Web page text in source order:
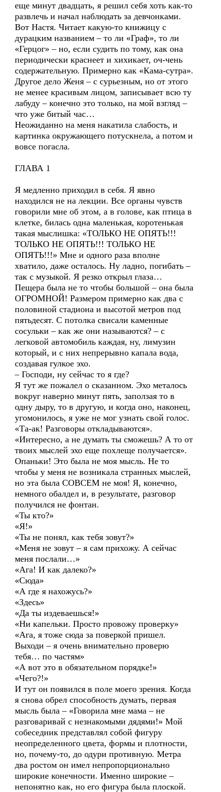
еще минут двадцать, я решил себя хоть как-то
развлечь и начал наблюдать за девчонками.
Вот Настя. Читает какую-то книжицу с
дурацким названием – то ли «Граф», то ли
«Герцог» – но, если судить по тому, как она
периодически краснеет и хихикает, оч-чень
содержательную. Примерно как «Кама-сутра».
Другое дело Женя – с сурьезным, но от этого
не менее красивым лицом, записывает всю ту
лабуду – конечно это только, на мой взгляд –
что уже битый час…
Неожиданно на меня накатила слабость, и
картинка окружающего потускнела, а потом и
вовсе погасла.
ГЛАВА 1
Я медленно приходил в себя. Я явно
находился не на лекции. Все органы чувств
говорили мне об этом, а в голове, как птица в
клетке, билась одна маленькая, коротенькая
такая мыслишка: «ТОЛЬКО НЕ ОПЯТЬ!!!
ТОЛЬКО НЕ ОПЯТЬ!!! ТОЛЬКО НЕ
ОПЯТЬ!!!» Мне и одного раза вполне
хватило, даже осталось. Ну ладно, погибать –
так с музыкой. Я резко открыл глаза…
Пещера была не то чтобы большой – она была
ОГРОМНОЙ! Размером примерно как два с
половиной стадиона и высотой метров под
пятьдесят. С потолка свисали каменные
сосульки – как же они называются? – с
легковой автомобиль каждая, ну, лимузин
который, и с них непрерывно капала вода,
создавая гулкое эхо.
– Господи, ну сейчас то я где?
Я тут же пожалел о сказанном. Эхо металось
вокруг наверно минут пять, заползая то в
одну дыру, то в другую, и когда оно, наконец,
угомонилось, я уже не мог узнать свой голос.
«Та-ак! Разговоры откладываются».
«Интересно, а не думать ты сможешь? А то от
твоих мыслей эхо еще похлеще получается».
Опаньки! Это была не моя мысль. Не то
чтобы у меня не возникала странных мыслей,
но эта была СОВСЕМ не моя! Я, конечно,
немного обалдел и, в результате, разговор
получился не фонтан.
«Ты кто?»
«Я!»
«Ты не понял, как тебя зовут?»
«Меня не зовут – я сам прихожу. А сейчас
меня послали…»
«Ага! И как далеко?»
«Сюда»
«А где я нахожусь?»
«Здесь»
«Да ты издеваешься!»
«Ни капельки. Просто провожу проверку»
«Ага, я тоже сюда за поверкой пришел.
Выходи – я очень внимательно проверю
тебя… по частям»
«А вот это в обязательном порядке!»
«Чего?!»
И тут он появился в поле моего зрения. Когда
я снова обрел способность думать, первая
мысль была – «Говорила мне мама – не
разговаривай с незнакомыми дядями!» Мой
собеседник представлял собой фигуру
неопределенного цвета, формы и плотности,
но, почему-то, до одури противную. Метра
два ростом он имел непропорционально
широкие конечности. Именно широкие –
непонятно как, но его фигура была плоской.